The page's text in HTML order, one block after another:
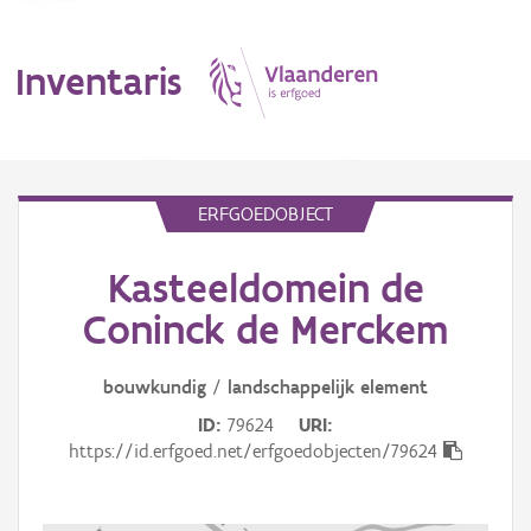
Inventaris
Erfgoedobject
Aanduidingsobject
Waarneming
ERFGOEDOBJECT
Kasteeldomein de
Coninck de Merckem
bouwkundig / landschappelijk element
ID 79624
URI
https://id.erfgoed.net/erfgoedobjecten/79624